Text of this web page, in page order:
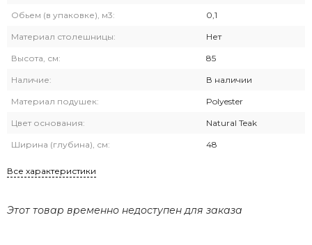
Обьем (в упаковке), м3: 0,1
Материал столешницы: Нет
Высота, см: 85
Наличие: В наличии
Материал подушек: Polyester
Цвет основания: Natural Teak
Ширина (глубина), см: 48
Все характеристики
Этот товар временно недоступен для заказа